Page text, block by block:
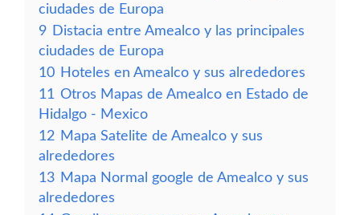
ciudades de Europa
9 Distacia entre Amealco y las principales
ciudades de Europa
10 Hoteles en Amealco y sus alrededores
11 Otros Mapas de Amealco en Estado de
Hidalgo - Mexico
12 Mapa Satelite de Amealco y sus
alrededores
13 Mapa Normal google de Amealco y sus
alrededores